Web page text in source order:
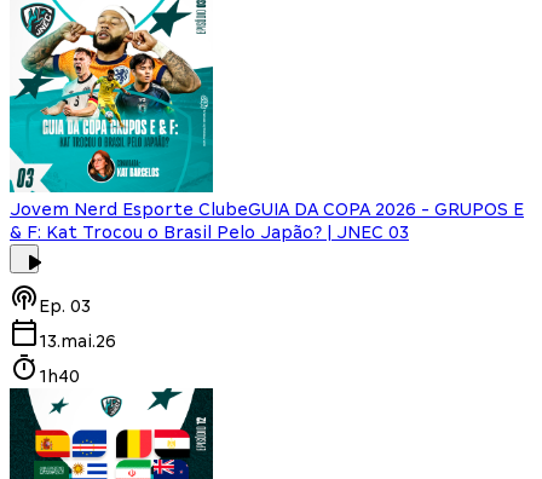
Jovem Nerd Esporte ClubeGUIA DA COPA 2026 - GRUPOS E
& F: Kat Trocou o Brasil Pelo Japão? | JNEC 03
Ep. 03
13.mai.26
1h40